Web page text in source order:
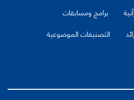
برامج ومسابقات
التصنيفات الموضوعية